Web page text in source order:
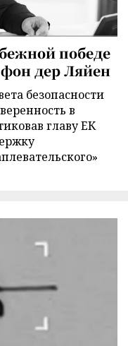
победе
дер Ляйен
безопасности
в
главу ЕК